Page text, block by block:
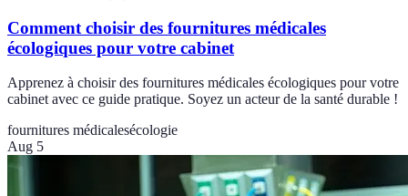
Comment choisir des fournitures médicales
écologiques pour votre cabinet
Apprenez à choisir des fournitures médicales écologiques pour votre
cabinet avec ce guide pratique. Soyez un acteur de la santé durable !
fournitures médicalesécologie
Aug 5